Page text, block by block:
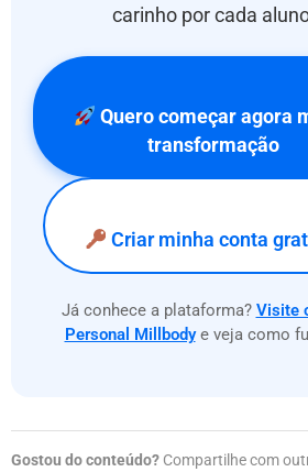
carinho por cada
Quero começar agora
transformação
Criar minha conta
Já conhece a plataforma? Visite
Personal Millbodye veja como
Gostou do conteúdo? Compartilhe com